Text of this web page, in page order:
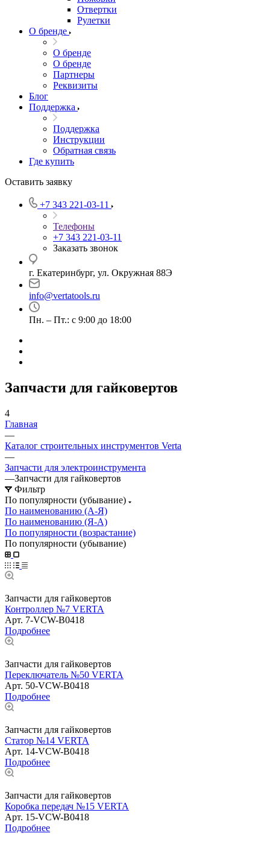
Отвертки
Рулетки
О бренде
О бренде
О бренде
Партнеры
Реквизиты
Блог
Поддержка
Поддержка
Инструкции
Обратная связь
Где купить
Оставить заявку
+7 343 221-03-11
Телефоны
+7 343 221-03-11
Заказать звонок
г. Екатеринбург, ул. Окружная 88Э
info@vertatools.ru
Пн. – Пт.: с 9:00 до 18:00
Запчасти для гайковертов
4
Главная
—
Каталог строительных инструментов Verta
—
Запчасти для электроинструмента
—Запчасти для гайковертов
Фильтр
По популярности (убывание)
По наименованию (А-Я)
По наименованию (Я-А)
По популярности (возрастание)
По популярности (убывание)
Запчасти для гайковертов
Контроллер №7 VERTA
Арт. 7-VCW-B0418
Подробнее
Запчасти для гайковертов
Переключатель №50 VERTA
Арт. 50-VCW-B0418
Подробнее
Запчасти для гайковертов
Статор №14 VERTA
Арт. 14-VCW-B0418
Подробнее
Запчасти для гайковертов
Коробка передач №15 VERTA
Арт. 15-VCW-B0418
Подробнее